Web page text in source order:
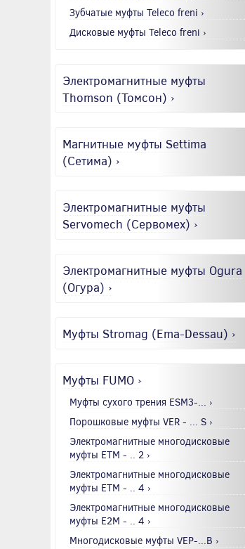
Зубчатые муфты Teleco freni ›
Дисковые муфты Teleco freni ›
Электромагнитные муфты
Thomson (Томсон) ›
Магнитные муфты Settima
(Сетима) ›
Электромагнитные муфты
Servomech (Сервомех) ›
Электромагнитные муфты Ogura
(Огура) ›
Муфты Stromag (Ema-Dessau) ›
Муфты FUMO ›
Муфты сухого трения ESM3-... ›
Порошковые муфты VER - ... S ›
Электромагнитные многодисковые
муфты EТМ - .. 2 ›
Электромагнитные многодисковые
муфты EТМ - .. 4 ›
Электромагнитные многодисковые
муфты E2М - .. 4 ›
Многодисковые муфты VEP-...B ›